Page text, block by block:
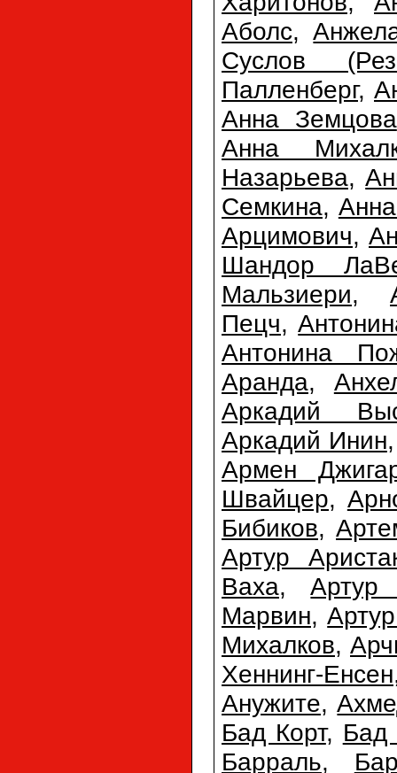
Аболс,
Суслов
Палленберг,
Анна Земцова
Анна
Назарьева,
Семкина,
Арцимович,
Шандор
Мальзиери,
Пецч,
Антонина
Аранда,
Аркадий
Аркадий Инин
Армен
Швайцер,
Бибиков,
Артур
Ваха,Артур
Марвин,
Михалков,
Хеннинг-Енсен
Анужите,
Бад Корт, Бад
Барраль,